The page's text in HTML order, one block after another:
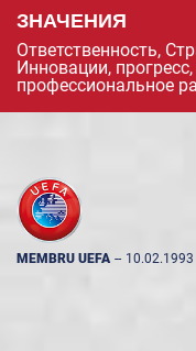
ЗНАЧЕНИЯ
Ответственность,
Инновации,
профессиональное
MEMBRU UEFA -- 10.02.1993